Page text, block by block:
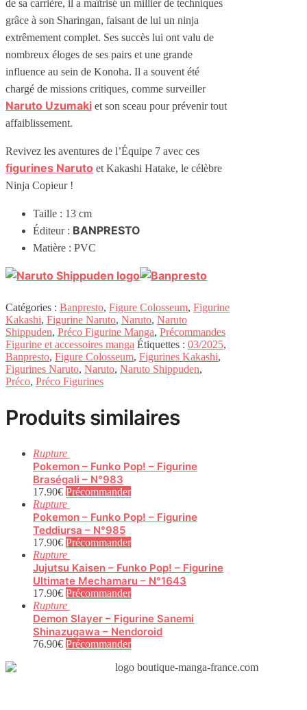
de sa carrière, il a maîtrisé un millier de techniques
grâce à son Sharingan, faisant de lui un ninja
extrêmement complet. Ses succès lui ont valu de
nombreux éloges de ses pairs et une grande
influence au sein de Konoha. Il a souvent été
chargé de missions critiques, comme surveiller
Naruto Uzumaki et son sceau pour prévenir tout
affaiblissement.
Revivez les aventures de l’Équipe 7 avec ces
figurines Naruto et Kakashi Hatake, le célèbre
Ninja Copieur !
Taille : 13 cm
Éditeur : BANPRESTO
Matière : PVC
Catégories : Banpresto, Figure Colosseum, Figurine
Kakashi, Figurine Naruto, Naruto, Naruto
Shippuden, Préco Figurine Manga, Précommandes
Figurine et accessoires manga Étiquettes : 03/2025,
Banpresto, Figure Colosseum, Figurines Kakashi,
Figurines Naruto, Naruto, Naruto Shippuden,
Préco, Préco Figurines
Produits similaires
Rupture
Pokemon – Funko Pop! – Figurine
Braségali – N°983
17.90€ Précommander
Rupture
Pokemon – Funko Pop! – Figurine
Teddiursa – N°985
17.90€ Précommander
Rupture
Jujutsu Kaisen – Funko Pop! – Figurine
Ultimate Mechamaru – N°1643
17.90€ Précommander
Rupture
Demon Slayer – Figurine Sanemi
Shinazugawa – Nendoroid
76.90€ Précommander